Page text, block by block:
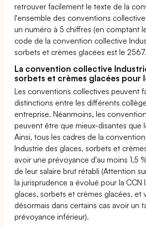
retrouver facilement le texte de la
l'ensemble des conventions
un numéro à 5 chiffres (en comptant
code de la convention collective
sorbets et crèmes glacées est le 2567.
La convention collective
sorbets et crèmes glacées pour
Les conventions collectives peuvent
distinctions entre les différents
entreprise. Néanmoins, les
peuvent être que mieux-disantes que
Ainsi, tous les cadres de la
Industrie des glaces, sorbets et
avoir une prévoyance d'au moins 1,5
de leur salaire brut rétabli (Attention
la jurisprudence a évolué pour la CCN
glaces, sorbets et crèmes glacées, et
désormais dans certains cas avoir un
prévoyance inférieur).